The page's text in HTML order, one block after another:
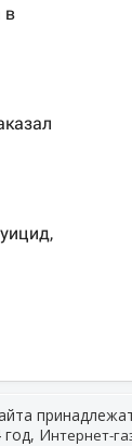
в
год, Интернет-